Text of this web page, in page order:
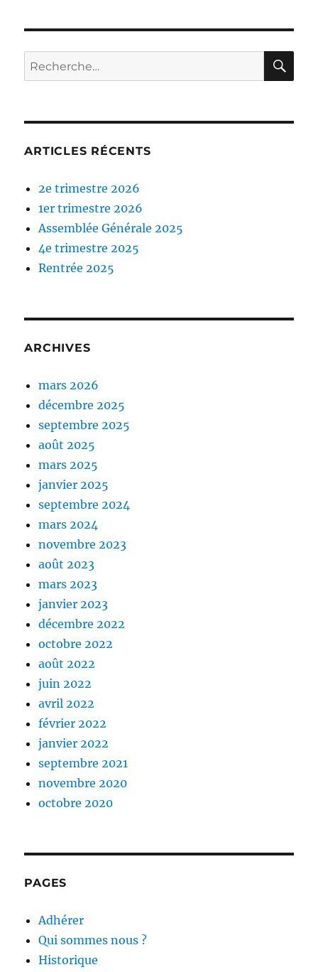
Recherche
pour :
ARTICLES RÉCENTS
2e trimestre 2026
1er trimestre 2026
Assemblée Générale 2025
4e trimestre 2025
Rentrée 2025
ARCHIVES
mars 2026
décembre 2025
septembre 2025
août 2025
mars 2025
janvier 2025
septembre 2024
mars 2024
novembre 2023
août 2023
mars 2023
janvier 2023
décembre 2022
octobre 2022
août 2022
juin 2022
avril 2022
février 2022
janvier 2022
septembre 2021
novembre 2020
octobre 2020
PAGES
Adhérer
Qui sommes nous ?
Historique